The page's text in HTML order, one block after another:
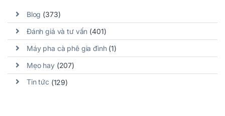
Blog (373)
Đánh giá và tư vấn (401)
Máy pha cà phê gia đình(1)
Mẹo hay(207)
Tin tức (129)